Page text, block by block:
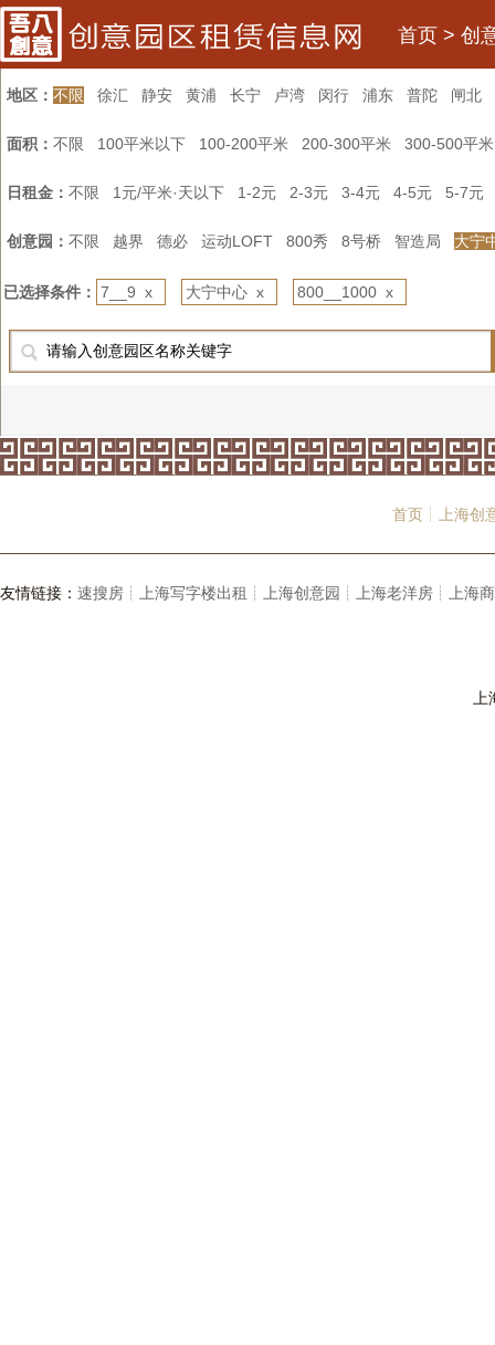
首页 > 创
地区： 不限 徐汇 静安 黄浦 长宁 卢湾 闵行 浦东 普陀 闸北
面积： 不限 100平米以下 100-200平米 200-300平米 300-500平米
日租金： 不限 1元/平米·天以下 1-2元 2-3元 3-4元 4-5元 5-7元
创意园： 不限 越界 德必 运动LOFT 800秀 8号桥 智造局 大宁
已选择条件： 7__9 x 大宁中心 x 800__1000 x
首页┊ 上海
友情链接： 速搜房┊ 上海写字楼出租┊ 上海创意园┊ 上海老洋房┊ 上海